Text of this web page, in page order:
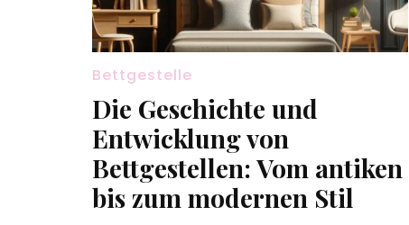
Bettgestelle
Die Geschichte und
Entwicklung von
Bettgestellen: Vom antiken
bis zum modernen Stil